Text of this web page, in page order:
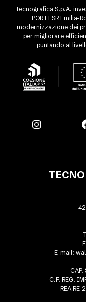
Tecnografica S.p.A.
POR FESR
modernizzazione dei
per migliorare
puntando al
E-mail:
C.F. REG.
REA